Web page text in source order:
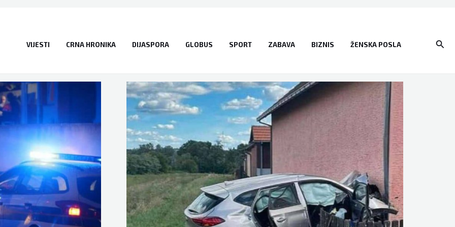
VIJESTI CRNA HRONIKA DIJASPORA GLOBUS SPORT ZABAVA BIZNIS ŽENSKA POSLA